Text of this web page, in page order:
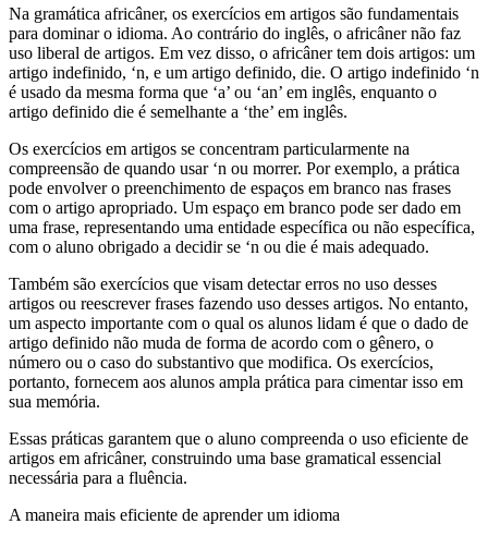
Na gramática africâner, os exercícios em artigos são fundamentais
para dominar o idioma. Ao contrário do inglês, o africâner não faz
uso liberal de artigos. Em vez disso, o africâner tem dois artigos: um
artigo indefinido, ‘n, e um artigo definido, die. O artigo indefinido ‘n
é usado da mesma forma que ‘a’ ou ‘an’ em inglês, enquanto o
artigo definido die é semelhante a ‘the’ em inglês.
Os exercícios em artigos se concentram particularmente na
compreensão de quando usar ‘n ou morrer. Por exemplo, a prática
pode envolver o preenchimento de espaços em branco nas frases
com o artigo apropriado. Um espaço em branco pode ser dado em
uma frase, representando uma entidade específica ou não específica,
com o aluno obrigado a decidir se ‘n ou die é mais adequado.
Também são exercícios que visam detectar erros no uso desses
artigos ou reescrever frases fazendo uso desses artigos. No entanto,
um aspecto importante com o qual os alunos lidam é que o dado de
artigo definido não muda de forma de acordo com o gênero, o
número ou o caso do substantivo que modifica. Os exercícios,
portanto, fornecem aos alunos ampla prática para cimentar isso em
sua memória.
Essas práticas garantem que o aluno compreenda o uso eficiente de
artigos em africâner, construindo uma base gramatical essencial
necessária para a fluência.
A maneira mais eficiente de aprender um idioma